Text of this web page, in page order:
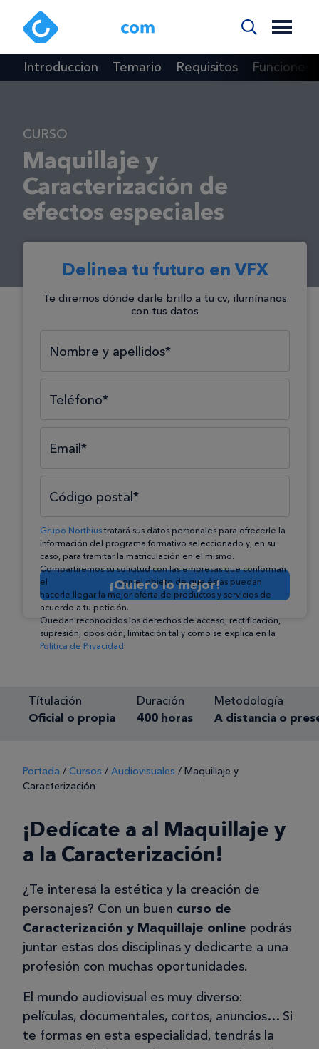
Introduccion Temario Requisitos Funciones
CURSO
Maquillaje y
Caracterización de
efectos especiales
Delinea tu futuro en VFX
Te diremos dónde darle brillo a tu cv, ilumínanos
con tus datos
Selecciona el tipo*
Selecciona el área*
Selecciona la formación*
Nombre y apellidos*
Teléfono*
Email*
Código postal*
Grupo Northiustratará sus datos personales para ofrecerle la
información del programa formativo seleccionado y, en su
caso, para tramitar la matriculación en el mismo.
Compartiremos su solicitud con las empresas que conforman
el
Grupo Northius, con el objeto de que éstas puedan
hacerle llegar la mejor oferta de productos y servicios de
acuerdo a tu petición.
Quedan reconocidos los derechos de acceso, rectificación,
supresión, oposición, limitación tal y como se explica en la
Política de Privacidad.
¡Quiero lo mejor!
Títulación
Oficial o propia
Duración
400 horas
Metodología
A distancia o
Portada / Cursos / Audiovisuales / Maquillaje y
Caracterización
¡Dedícate a al Maquillaje y
a la Caracterización!
¿Te interesa la estética y la creación de
personajes? Con un buen curso de
Caracterización y Maquillaje online podrás
juntar estas dos disciplinas y dedicarte a una
profesión con muchas oportunidades.
El mundo audiovisual es muy diverso:
películas, documentales, cortos, anuncios… Si
te formas en esta especialidad, tendrás la